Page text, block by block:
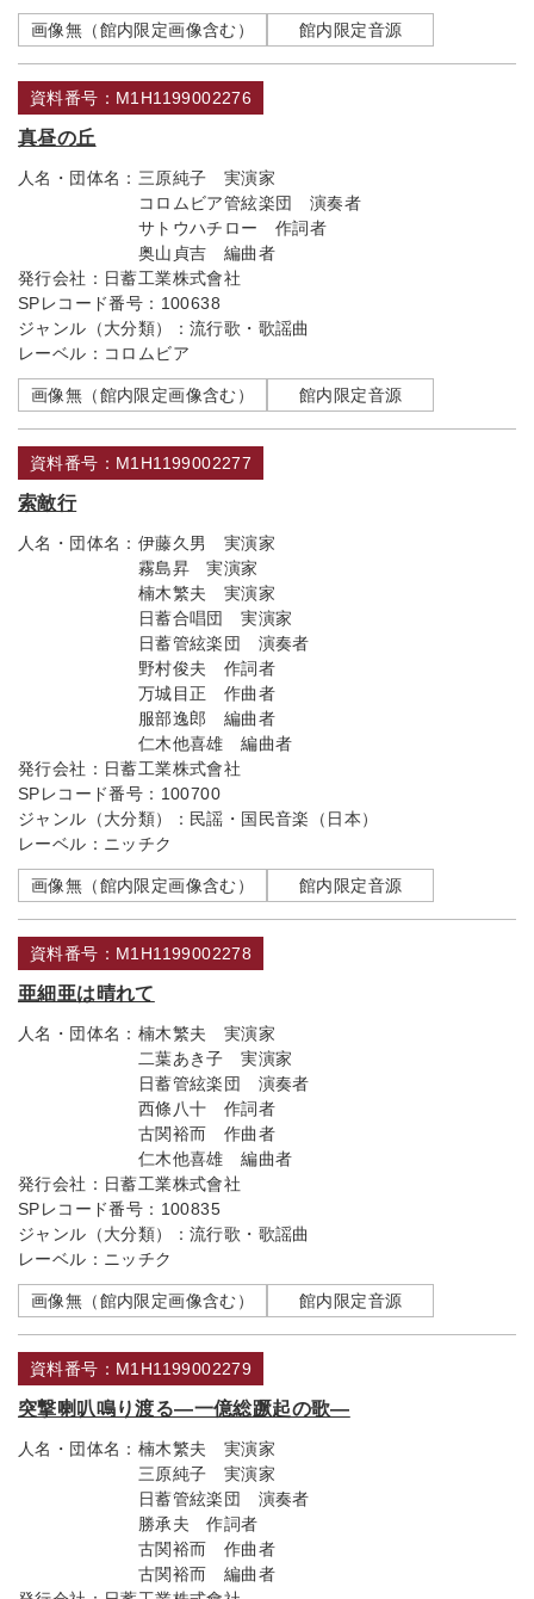
画像無（館内限定画像含む） 館内限定音源
資料番号：M1H1199002276
真昼の丘
人名・団体名： 三原純子 実演家
コロムビア管絃楽団 演奏者
サトウハチロー 作詞者
奥山貞吉 編曲者
発行会社： 日蓄工業株式會社
SPレコード番号： 100638
ジャンル（大分類）： 流行歌・歌謡曲
レーベル： コロムビア
画像無（館内限定画像含む） 館内限定音源
資料番号：M1H1199002277
索敵行
人名・団体名： 伊藤久男 実演家
霧島昇 実演家
楠木繁夫 実演家
日蓄合唱団 実演家
日蓄管絃楽団 演奏者
野村俊夫 作詞者
万城目正 作曲者
服部逸郎 編曲者
仁木他喜雄 編曲者
発行会社： 日蓄工業株式會社
SPレコード番号： 100700
ジャンル（大分類）： 民謡・国民音楽（日本）
レーベル： ニッチク
画像無（館内限定画像含む） 館内限定音源
資料番号：M1H1199002278
亜細亜は晴れて
人名・団体名： 楠木繁夫 実演家
二葉あき子 実演家
日蓄管絃楽団 演奏者
西條八十 作詞者
古関裕而 作曲者
仁木他喜雄 編曲者
発行会社： 日蓄工業株式會社
SPレコード番号： 100835
ジャンル（大分類）： 流行歌・歌謡曲
レーベル： ニッチク
画像無（館内限定画像含む） 館内限定音源
資料番号：M1H1199002279
突撃喇叭鳴り渡る―一億総蹶起の歌―
人名・団体名： 楠木繁夫 実演家
三原純子 実演家
日蓄管絃楽団 演奏者
勝承夫 作詞者
古関裕而 作曲者
古関裕而 編曲者